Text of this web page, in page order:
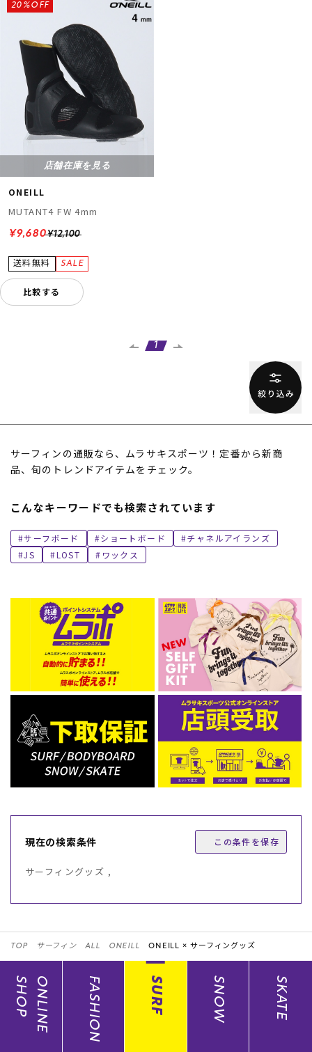
ムラサキスポーツ 公式アプリ
ポイント・クーポンもこのアプリで！
店舗在庫を見る
ONEILL
MUTANT4 FW 4mm
¥12,100
20%OFF
¥9,680
比較する
1
サーフィンの通販なら、ムラサキスポーツ！定番から新商
品、旬のトレンドアイテムをチェック。
こんなキーワードでも検索されています
サーフボード ショートボード
チャネルアイランズ
JS
LOST ワックス
現在の検索条件 この条件を保存
サーフィングッズ ,
TOP サーフィン ALL ONEILL ONEILL × サーフィングッズ
ONLINE
SHOP FASHION SURF SNOW SKATE